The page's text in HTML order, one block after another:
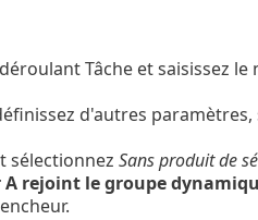
Tâche et saisissez le
d'autres paramètres,
sélectionnez Sans produit de
A rejoint le groupe